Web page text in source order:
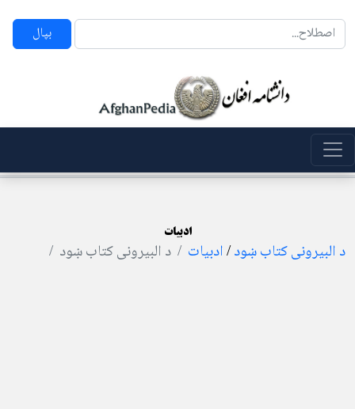
بپال
ادبیات
د البیرونی کتاب ښود/ادبیات د البیرونی کتاب ښود